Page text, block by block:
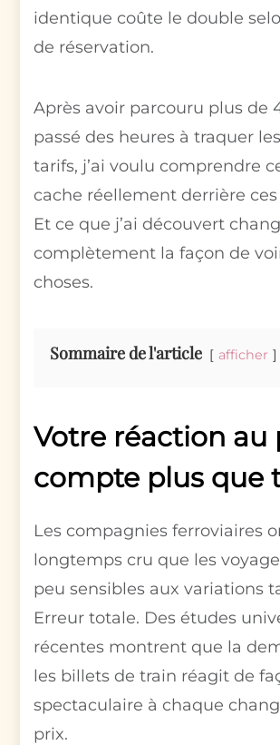
identique coûte le double
de réservation.
Après avoir parcouru plus de
passé des heures à traquer
tarifs, j’ai voulu comprendre
cache réellement derrière
Et ce que j’ai découvert
complètement la façon de
choses.
Sommaire de l'article afficher
Votre réaction au
compte plus que
Les compagnies ferroviaires
longtemps cru que les
peu sensibles aux variations
Erreur totale. Des études
récentes montrent que la
les billets de train réagit de
spectaculaire à chaque
prix.